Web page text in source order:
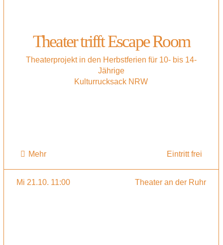
Theater trifft Escape Room
Theaterprojekt in den Herbstferien für 10- bis 14-
Jährige
Kulturrucksack NRW
Mehr Eintritt frei
Mi 21.10. 11:00 Theater an der Ruhr